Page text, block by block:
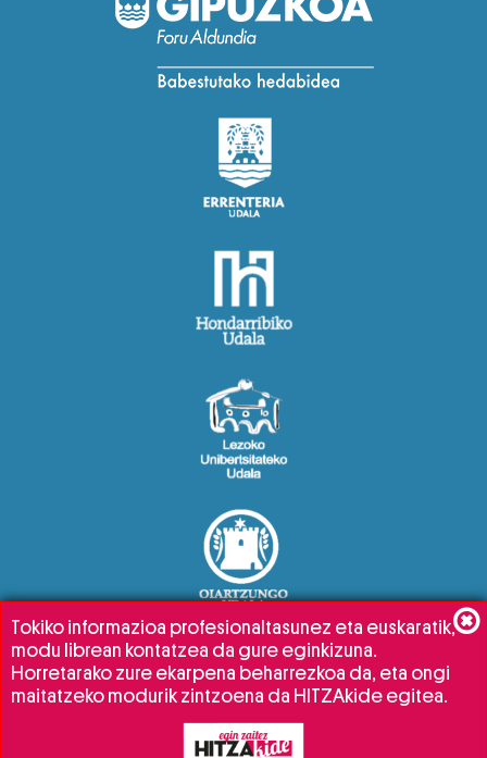
Tokiko informazioa profesionaltasunez eta euskaratik,
modu librean kontatzea da gure eginkizuna.
Horretarako zure ekarpena beharrezkoa da, eta ongi
maitatzeko modurik zintzoena da HITZAkide egitea.